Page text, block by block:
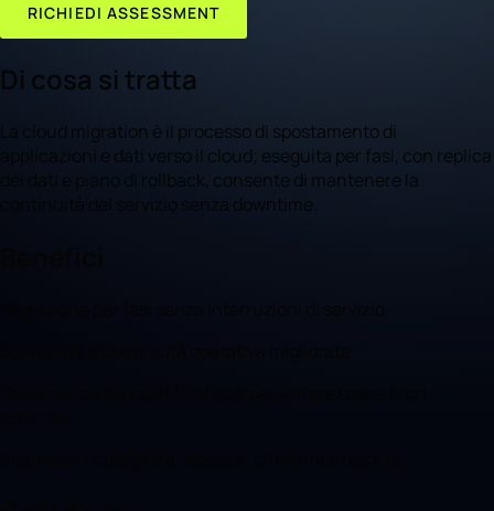
RICHIEDI ASSESSMENT
Di cosa si tratta
La cloud migration è il processo di spostamento di
applicazioni e dati verso il cloud; eseguita per fasi, con replica
dei dati e piano di rollback, consente di mantenere la
continuità del servizio senza downtime.